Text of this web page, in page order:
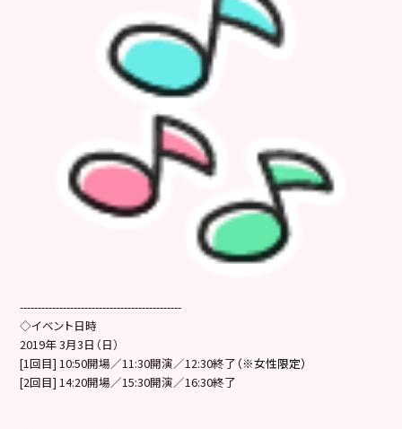
---------------------------------------------
◇イベント日時
2019年 3月3日（日）
[1回目] 10:50開場／11:30開演／12:30終了 （※女性限定）
[2回目] 14:20開場／15:30開演／16:30終了